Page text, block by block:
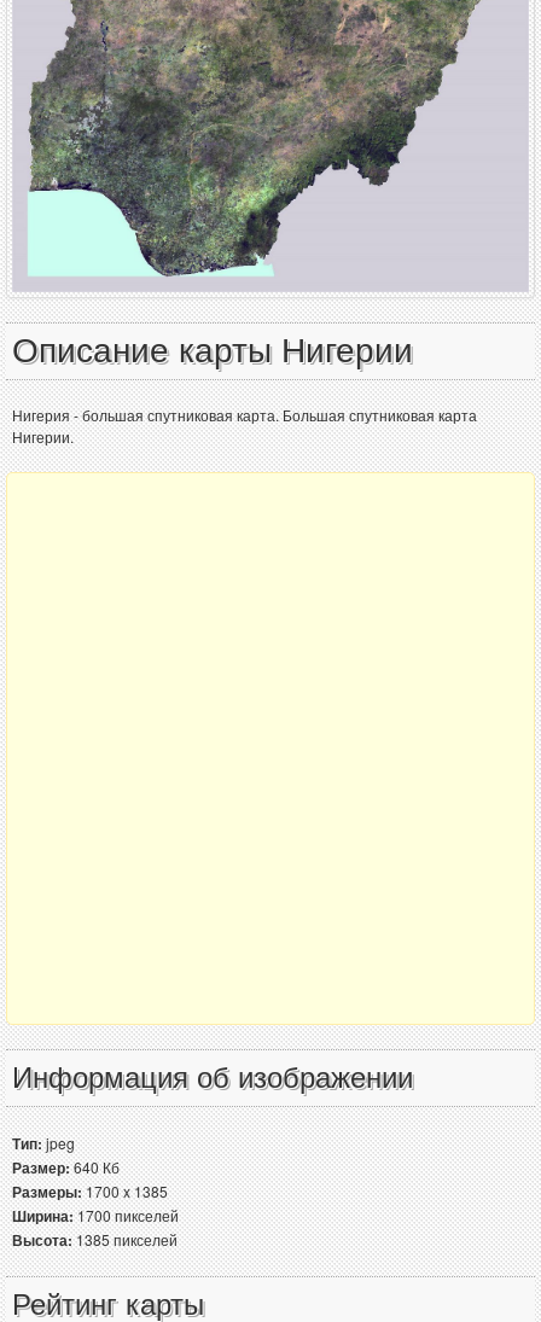
Описание карты Нигерии
Нигерия - большая спутниковая карта. Большая спутниковая карта
Нигерии.
Информация об изображении
Тип:jpeg
Размер:640 Кб
Размеры:1700 x 1385
Ширина:1700 пикселей
Высота:1385 пикселей
Рейтинг карты